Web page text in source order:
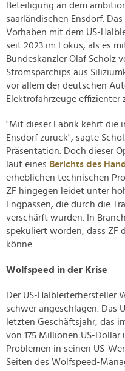
Beteiligung an dem
saarländischen Ensdorf.
Vorhaben mit dem US-
seit 2023 im Fokus, als es
Bundeskanzler Olaf Scholz
Stromsparchips aus
vor allem der deutschen
Elektrofahrzeuge effizienter
"Mit dieser Fabrik kehrt die
Ensdorf zurück", sagte
Präsentation. Doch dieser
laut eines Berichts des
erheblichen technischen
ZF hingegen leidet unter
Engpässen, die durch die
verschärft wurden. In
spekuliert worden, dass
könne.
Wolfspeed in der Krise
Der US-Halbleiterhersteller
schwer angeschlagen. Das
letzten Geschäftsjahr, das
von 175 Millionen US-
Problemen in seinen US-
Seiten des Wolfspeed-